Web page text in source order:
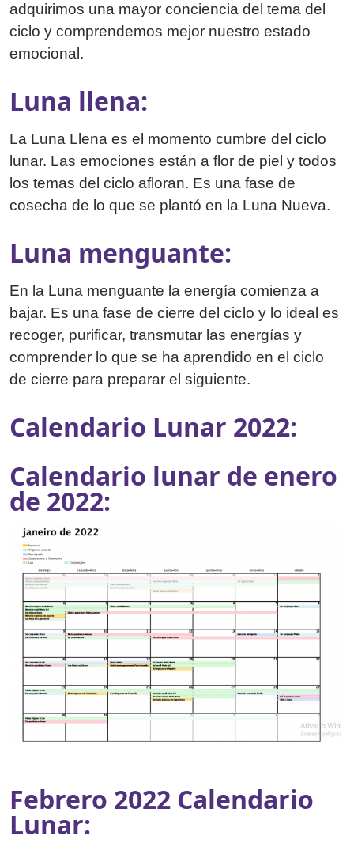
adquirimos una mayor conciencia del tema del
ciclo y comprendemos mejor nuestro estado
emocional.
Luna llena:
La Luna Llena es el momento cumbre del ciclo
lunar. Las emociones están a flor de piel y todos
los temas del ciclo afloran. Es una fase de
cosecha de lo que se plantó en la Luna Nueva.
Luna menguante:
En la Luna menguante la energía comienza a
bajar. Es una fase de cierre del ciclo y lo ideal es
recoger, purificar, transmutar las energías y
comprender lo que se ha aprendido en el ciclo
de cierre para preparar el siguiente.
Calendario Lunar 2022:
Calendario lunar de enero
de 2022:
Febrero 2022 Calendario
Lunar: